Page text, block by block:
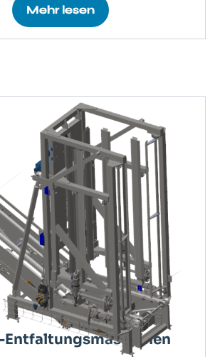
Mehr lesen